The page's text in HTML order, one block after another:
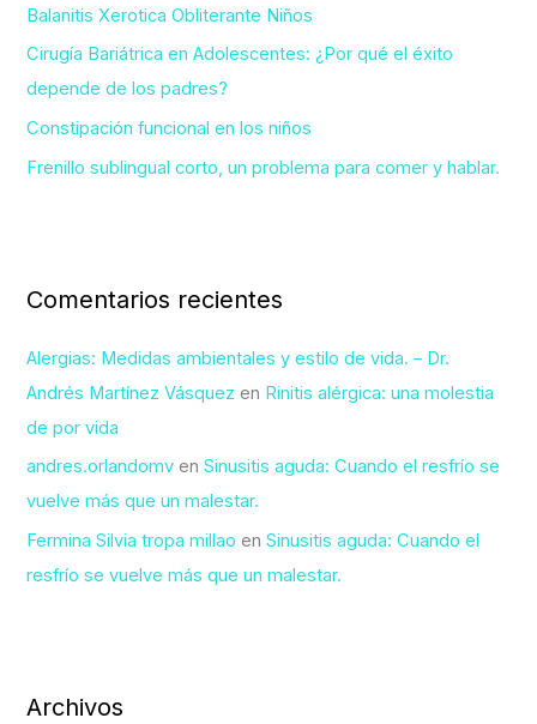
r
:
Balanitis Xerotica Obliterante Niños
Cirugía Bariátrica en Adolescentes: ¿Por qué el éxito
depende de los padres?
Constipación funcional en los niños
Frenillo sublingual corto, un problema para comer y hablar.
Comentarios recientes
Alergias: Medidas ambientales y estilo de vida. – Dr.
Andrés Martínez Vásquez en Rinitis alérgica: una molestia
de por vida
andres.orlandomv enSinusitis aguda: Cuando el resfrío se
vuelve más que un malestar.
Fermina Silvia tropa millao enSinusitis aguda: Cuando el
resfrío se vuelve más que un malestar.
Archivos